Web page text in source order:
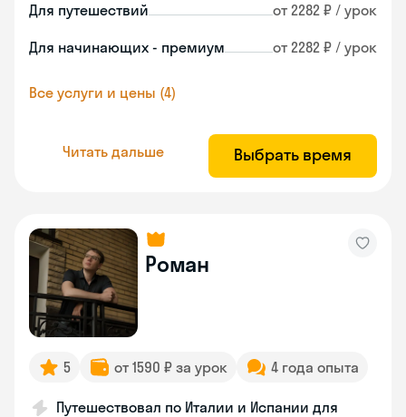
Для путешествий от 2282 ₽ / урок
Для начинающих - премиум от 2282 ₽ / урок
Все услуги и цены (4)
Читать дальше Выбрать время
Роман
5 от 1590 ₽ за урок 4 года опыта
Путешествовал по Италии и Испании для